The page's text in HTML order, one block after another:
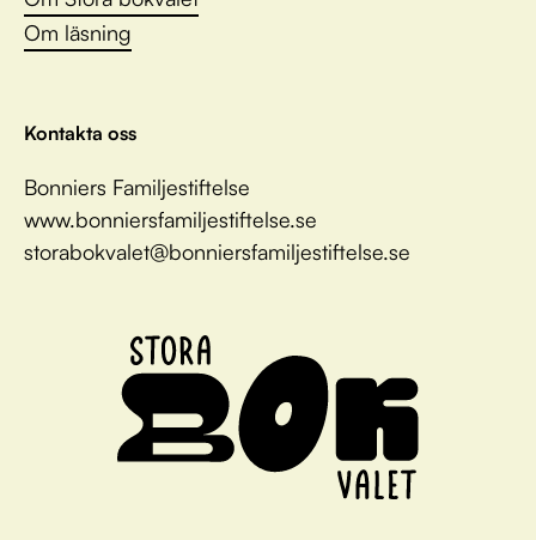
Om läsning
Kontakta oss
Bonniers Familjestiftelse
www.bonniersfamiljestiftelse.se
storabokvalet@bonniersfamiljestiftelse.se